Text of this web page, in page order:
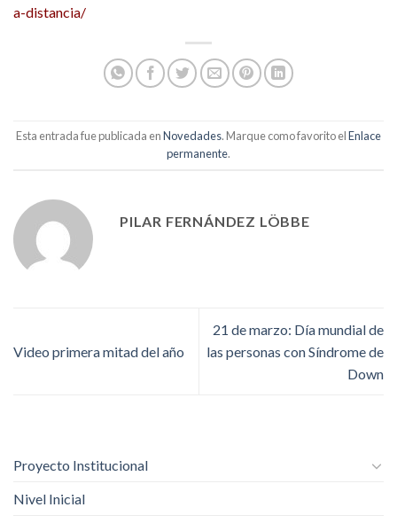
a-distancia/
Esta entrada fue publicada enNovedades. Marque como favorito elEnlace
permanente.
PILAR FERNÁNDEZ LÖBBE
Video primera mitad del año
21 de marzo: Día mundial de
las personas con Síndrome de
Down
Proyecto Institucional
Nivel Inicial